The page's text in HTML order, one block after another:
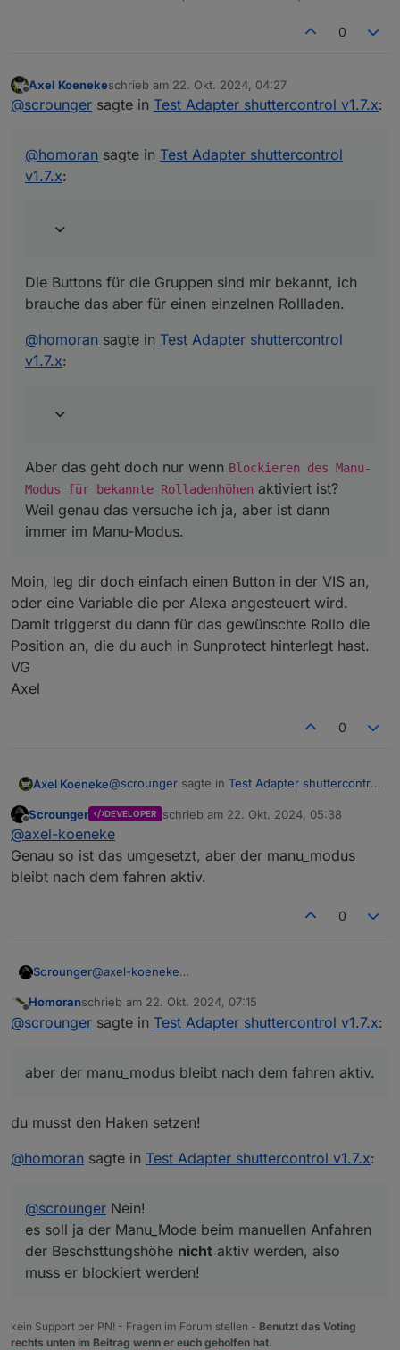
0
Axel Koenekeschrieb am 22. Okt. 2024, 04:27
zuletzt editiert von
@scrounger sagte in Test Adapter shuttercontrol v1.7.x:
@homoran sagte in Test Adapter shuttercontrol
v1.7.x:
Die Buttons für die Gruppen sind mir bekannt, ich
brauche das aber für einen einzelnen Rollladen.
@homoran sagte in Test Adapter shuttercontrol
v1.7.x:
Aber das geht doch nur wenn Blockieren des Manu-
Modus für bekannte Rolladenhöhen aktiviert ist?
Weil genau das versuche ich ja, aber ist dann
immer im Manu-Modus.
Moin, leg dir doch einfach einen Button in der VIS an,
oder eine Variable die per Alexa angesteuert wird.
Damit triggerst du dann für das gewünschte Rollo die
Position an, die du auch in Sunprotect hinterlegt hast.
VG
Axel
0
Axel Koeneke@scrounger sagte in Test Adapter shuttercontrol
shuttercontrol v1.7.x
einzelnen Rollladen.
@homoransagte inTest Adapter
shuttercontrol v1.7.x:
oder über einen Wandtaster per Skript
Manu_Mode beendet
Aber das geht doch nur wennBlockieren
Weil genau das versuche ich ja, aber ist
dann immer im Manu-Modus.
Moin, leg dir doch einfach einen Button in der
VIS an, oder eine Variable die per Alexa
das gewünschte Rollo die Position an, die du
Axel
Offline
Scrounger DEVELOPER schrieb am 22. Okt. 2024, 05:38
zuletzt editiert von
@axel-koeneke
Genau so ist das umgesetzt, aber der manu_modus
bleibt nach dem fahren aktiv.
0
Scrounger@axel-koeneke
bleibt nach dem fahren aktiv.
Homoranschrieb am 22. Okt. 2024, 07:15
zuletzt editiert von
@scrounger sagte in Test Adapter shuttercontrol v1.7.x:
aber der manu_modus bleibt nach dem fahren aktiv.
du musst den Haken setzen!
@homoran sagte in Test Adapter shuttercontrol v1.7.x:
@scrounger Nein!
es soll ja der Manu_Mode beim manuellen Anfahren
der Beschsttungshöhe nicht aktiv werden, also
muss er blockiert werden!
kein Support per PN! - Fragen im Forum stellen - Benutzt das Voting
rechts unten im Beitrag wenn er euch geholfen hat.